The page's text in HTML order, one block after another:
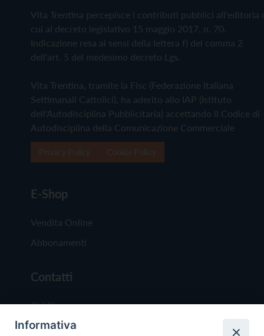
Vita Trentina percepisce i contributi pubblici all'editoria
cui al decreto legislativo 15 maggio 2017, n. 70.
Indicazione resa ai sensi della lettera f) del comma 2
dell'art. 5 del medesimo decreto Lgs.
Vita Trentina, tramite la Fisc (Federazione Italiana
Settimanali Cattolici), ha aderito allo IAP (Istituto
dell'Autodisciplina Pubblicitaria) accettando il Codice di
Autodisciplina della Comunicazione Commerciale
E-Shop
Vendita Online
Abbonamenti
Contatti
Chi Siamo
Redazione
Informativa